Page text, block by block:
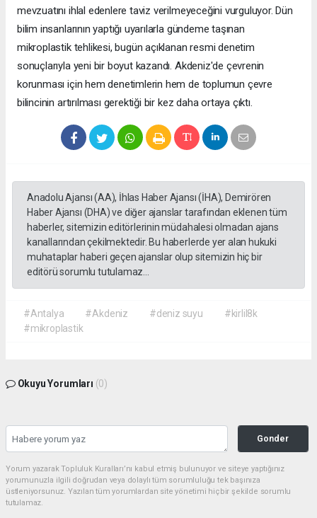
mevzuatını ihlal edenlere taviz verilmeyeceğini vurguluyor. Dün
bilim insanlarının yaptığı uyarılarla gündeme taşınan
mikroplastik tehlikesi, bugün açıklanan resmi denetim
sonuçlarıyla yeni bir boyut kazandı. Akdeniz'de çevrenin
korunması için hem denetimlerin hem de toplumun çevre
bilincinin artırılması gerektiği bir kez daha ortaya çıktı.
Anadolu Ajansı (AA), İhlas Haber Ajansı (İHA), Demirören
Haber Ajansı (DHA) ve diğer ajanslar tarafından eklenen tüm
haberler, sitemizin editörlerinin müdahalesi olmadan ajans
kanallarından çekilmektedir. Bu haberlerde yer alan hukuki
muhataplar haberi geçen ajanslar olup sitemizin hiç bir
editörü sorumlu tutulamaz...
#Antalya #Akdeniz #deniz suyu
#kirlil8k
#mikroplastik
Okuyu Yorumları (0)
Gonder
Yorum yazarak Topluluk Kuralları’nı kabul etmiş bulunuyor ve siteye yaptığınız
yorumunuzla ilgili doğrudan veya dolaylı tüm sorumluluğu tek başınıza
üstleniyorsunuz. Yazılan tüm yorumlardan site yönetimi hiçbir şekilde sorumlu
tutulamaz.